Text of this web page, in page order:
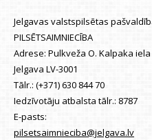
Jelgavas valstspilsētas
PILSĒTSAIMNIECĪBA
Adrese: Pulkveža O. Kalpaka iela
Jelgava LV-3001
Tālr.: (+371) 630 844 70
Iedzīvotāju atbalsta tālr.: 8787
E-pasts:
pilsetsaimnieciba@jelgava.lv